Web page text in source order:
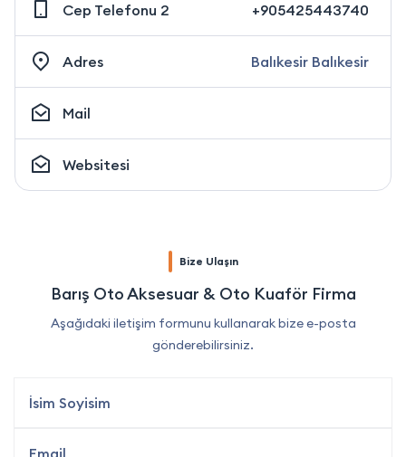
Cep Telefonu 2 +905425443740
Adres Balıkesir Balıkesir
Mail
Websitesi
Bize Ulaşın
Barış Oto Aksesuar & Oto Kuaför Firma
Aşağıdaki iletişim formunu kullanarak bize e-posta
gönderebilirsiniz.